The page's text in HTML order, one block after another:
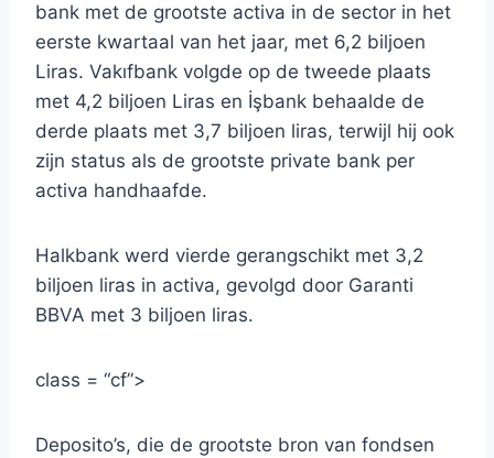
bank met de grootste activa in de sector in het
eerste kwartaal van het jaar, met 6,2 biljoen
Liras. Vakıfbank volgde op de tweede plaats
met 4,2 biljoen Liras en İşbank behaalde de
derde plaats met 3,7 biljoen liras, terwijl hij ook
zijn status als de grootste private bank per
activa handhaafde.
Halkbank werd vierde gerangschikt met 3,2
biljoen liras in activa, gevolgd door Garanti
BBVA met 3 biljoen liras.
class = “cf”>
Deposito’s, die de grootste bron van fondsen